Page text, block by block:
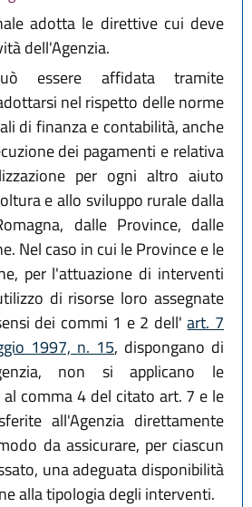
adotta le direttive cui deve
dell'Agenzia.
essere affidata tramite
nel rispetto delle norme
di finanza e contabilità, anche
dei pagamenti e relativa
per ogni altro aiuto
e allo sviluppo rurale dalla
dalle Province, dalle
Nel caso in cui le Province e le
per l'attuazione di interventi
di risorse loro assegnate
dei commi 1 e 2 dell'art. 7
1997, n. 15, dispongano di
non si applicano le
comma 4 del citato art. 7 e le
all'Agenzia direttamente
da assicurare, per ciascun
una adeguata disponibilità
alla tipologia degli interventi.